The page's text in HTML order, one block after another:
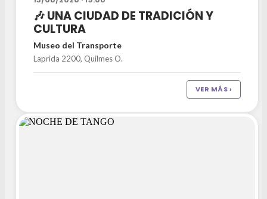
🎶 UNA CIUDAD DE TRADICIÓN Y
CULTURA
Museo del Transporte
Laprida 2200, Quilmes O.
VER MÁS ›